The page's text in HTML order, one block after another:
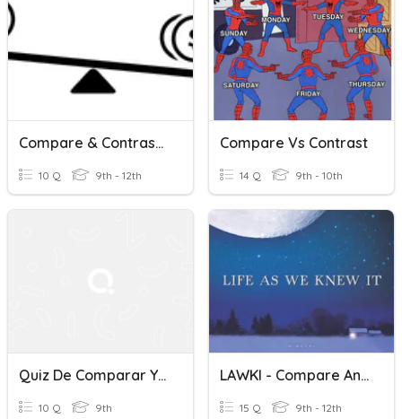
Compare & Contrast Writing
10 Q 9th - 12th
Compare Vs Contrast
14 Q 9th - 10th
Quiz De Comparar Y Contrasta Midterm Spanishr
10 Q 9th
LAWKI - Compare And Contrast
15 Q 9th - 12th